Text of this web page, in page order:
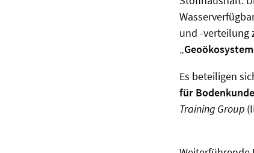
und -verteilung
„
Es beteiligen
für Bodenkunde
Training Group